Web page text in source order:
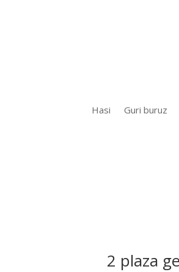
Hasi Guri buruz
2 plaza